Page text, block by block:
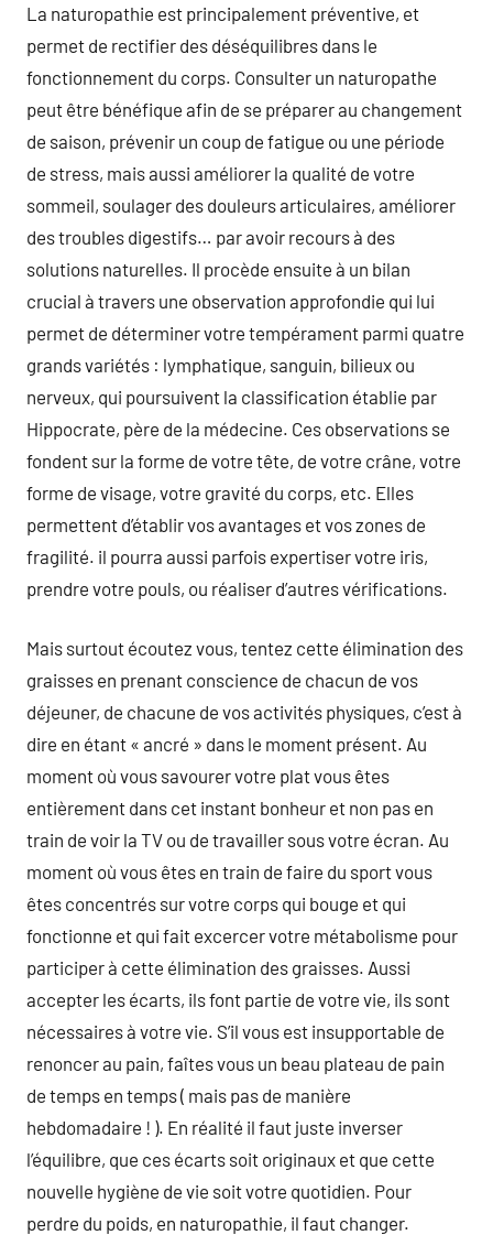
La naturopathie est principalement préventive, et
permet de rectifier des déséquilibres dans le
fonctionnement du corps. Consulter un naturopathe
peut être bénéfique afin de se préparer au changement
de saison, prévenir un coup de fatigue ou une période
de stress, mais aussi améliorer la qualité de votre
sommeil, soulager des douleurs articulaires, améliorer
des troubles digestifs… par avoir recours à des
solutions naturelles. Il procède ensuite à un bilan
crucial à travers une observation approfondie qui lui
permet de déterminer votre tempérament parmi quatre
grands variétés : lymphatique, sanguin, bilieux ou
nerveux, qui poursuivent la classification établie par
Hippocrate, père de la médecine. Ces observations se
fondent sur la forme de votre tête, de votre crâne, votre
forme de visage, votre gravité du corps, etc. Elles
permettent d’établir vos avantages et vos zones de
fragilité. il pourra aussi parfois expertiser votre iris,
prendre votre pouls, ou réaliser d’autres vérifications.
Mais surtout écoutez vous, tentez cette élimination des
graisses en prenant conscience de chacun de vos
déjeuner, de chacune de vos activités physiques, c’est à
dire en étant « ancré » dans le moment présent. Au
moment où vous savourer votre plat vous êtes
entièrement dans cet instant bonheur et non pas en
train de voir la TV ou de travailler sous votre écran. Au
moment où vous êtes en train de faire du sport vous
êtes concentrés sur votre corps qui bouge et qui
fonctionne et qui fait excercer votre métabolisme pour
participer à cette élimination des graisses. Aussi
accepter les écarts, ils font partie de votre vie, ils sont
nécessaires à votre vie. S’il vous est insupportable de
renoncer au pain, faîtes vous un beau plateau de pain
de temps en temps ( mais pas de manière
hebdomadaire ! ). En réalité il faut juste inverser
l’équilibre, que ces écarts soit originaux et que cette
nouvelle hygiène de vie soit votre quotidien. Pour
perdre du poids, en naturopathie, il faut changer.